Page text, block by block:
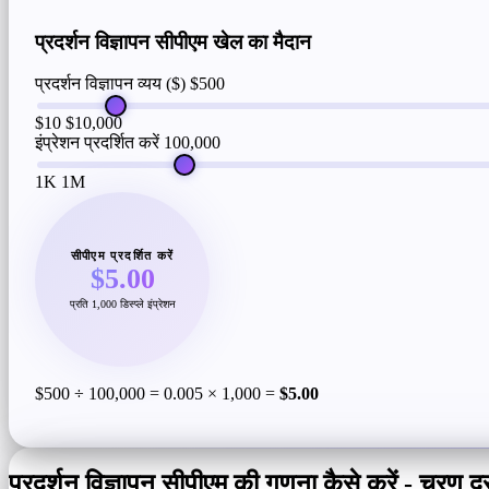
प्रदर्शन विज्ञापन सीपीएम खेल का मैदान
प्रदर्शन विज्ञापन व्यय ($) $500
$10 $10,000
इंप्रेशन प्रदर्शित करें 100,000
1K 1M
सीपीएम प्रदर्शित करें
$5.00
प्रति 1,000 डिस्प्ले इंप्रेशन
$500 ÷ 100,000 = 0.005 × 1,000 = $5.00